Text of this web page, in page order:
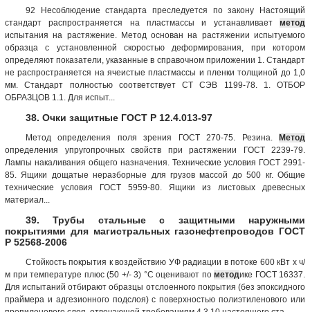
92 Несоблюдение стандарта преследуется по закону Настоящий
стандарт распространяется на пластмассы и устанавливает метод
испытания на растяжение. Метод основан на растяжении испытуемого
образца с установленной скоростью деформирования, при котором
определяют показатели, указанные в справочном приложении 1. Стандарт
не распространяется на ячеистые пластмассы и пленки толщиной до 1,0
мм. Стандарт полностью соответствует СТ СЭВ 1199-78. 1. ОТБОР
ОБРАЗЦОВ 1.1. Для испыт...
38. Очки защитные ГОСТ Р 12.4.013-97
Метод определения поля зрения ГОСТ 270-75. Резина. Метод
определения упругопрочных свойств при растяжении ГОСТ 2239-79.
Лампы накаливания общего назначения. Технические условия ГОСТ 2991-
85. Ящики дощатые неразборные для грузов массой до 500 кг. Общие
технические условия ГОСТ 5959-80. Ящики из листовых древесных
материал...
39. Трубы стальные с защитными наружными
покрытиями для магистральных газонефтепроводов ГОСТ
Р 52568-2006
Стойкость покрытия к воздействию УФ радиации в потоке 600 кВт x ч/
м при температуре плюс (50 +/- 3) °C оценивают по методике ГОСТ 16337.
Для испытаний отбирают образцы отслоенного покрытия (без эпоксидного
праймера и адгезионного подслоя) с поверхностью полиэтиленового или